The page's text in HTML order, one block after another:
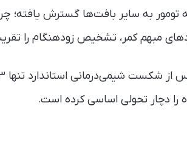
تومور به سایر بافت‌ها گسترش یافته؛
مبهم کمر، تشخیص زودهنگام را
را دچار تحولی اساسی کرده است.